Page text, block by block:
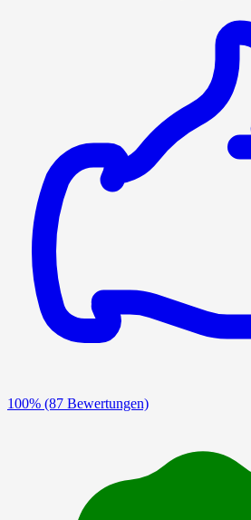
100% (87 Bewertungen)